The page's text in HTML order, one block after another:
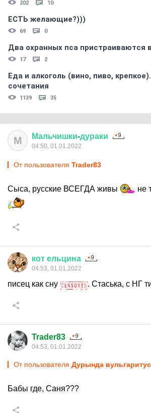
202 10
ЕСТЬ желающие?)))
69 0
Два охранных пса пристраиваются
17 2
Еда и алкоголь (вино, пиво,
сочетания
1139 35
М Мальчишки-дураки
04:50, 01.01.2022
От пользователя Trader83
Сыса, русские ВСЕГДА живы не
кот ельцина
04:53, 01.01.2022
писец как сну . Стаська, с НГ
Trader83
04:53, 01.01.2022
От пользователя Дурында вульгаритус
Бабы где, Саня???